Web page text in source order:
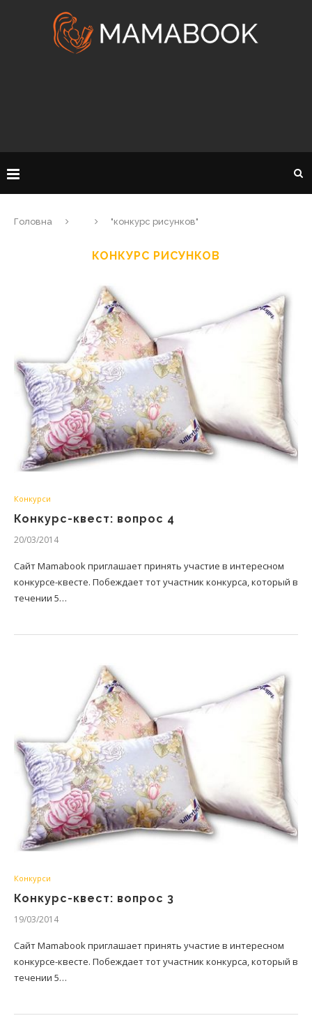
Головна "конкурс рисунков"
КОНКУРС РИСУНКОВ
Конкурси
Конкурс-квест: вопрос 4
20/03/2014
Сайт Mamabook приглашает принять участие в интересном
конкурсе-квесте. Побеждает тот участник конкурса, который в
течении 5…
Конкурси
Конкурс-квест: вопрос 3
19/03/2014
Сайт Mamabook приглашает принять участие в интересном
конкурсе-квесте. Побеждает тот участник конкурса, который в
течении 5…